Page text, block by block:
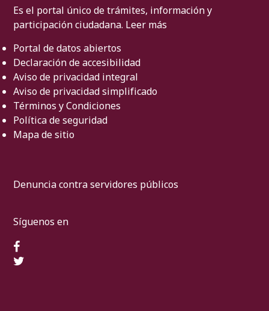
Es el portal único de trámites, información y
participación ciudadana. Leer más
Portal de datos abiertos
Declaración de accesibilidad
Aviso de privacidad integral
Aviso de privacidad simplificado
Términos y Condiciones
Política de seguridad
Mapa de sitio
Denuncia contra servidores públicos
Síguenos en